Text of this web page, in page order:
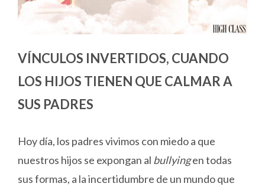
VÍNCULOS INVERTIDOS, CUANDO
LOS HIJOS TIENEN QUE CALMAR A
SUS PADRES
Hoy día, los padres vivimos con miedo a que
nuestros hijos se expongan al bullyingen todas
sus formas, a la incertidumbre de un mundo que